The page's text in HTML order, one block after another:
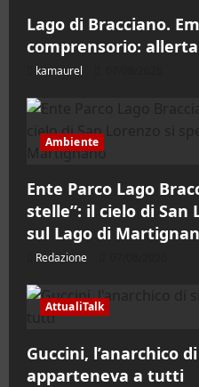
Lago di Bracciano.
comprensorio:
kamaurel
Ambiente
Ente Parco Lago
stelle”: il cielo di San
sul Lago di
Redazione
AttualiTalk
Guccini, l’anarchico
apparteneva a tutti